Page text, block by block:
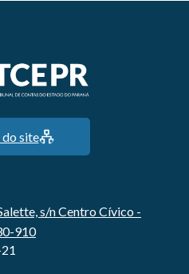
site
s/n Centro Cívico -
910